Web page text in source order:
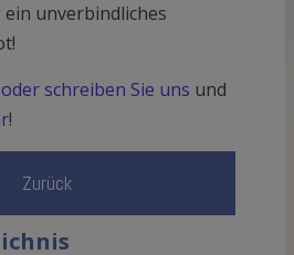
Zurück
unverbindliches
schreiben Sie uns und
!